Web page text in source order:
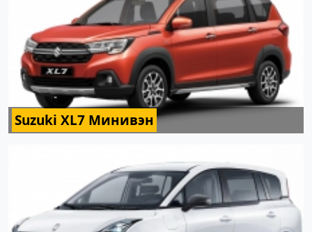
Suzuki XL7 Минивэн